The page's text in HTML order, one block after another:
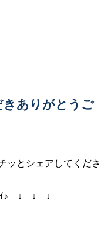
ありがとうご
ッとシェアしてくださ
ｰｲ♪ ↓ ↓ ↓